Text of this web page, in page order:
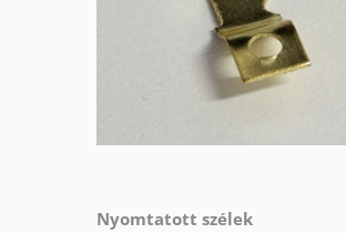
Nyomtatott szélek